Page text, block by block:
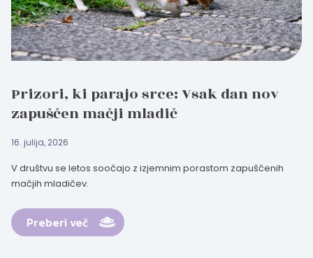
Prizori, ki parajo srce: Vsak dan nov
zapuščen mačji mladič
16. julija, 2026
V društvu se letos soočajo z izjemnim porastom zapuščenih
mačjih mladičev.
Preberi več